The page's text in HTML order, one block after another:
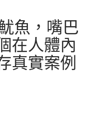
魚，嘴巴
在人體內
真實案例